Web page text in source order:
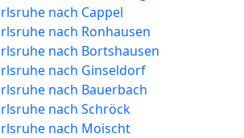
nach Cappel
nach Ronhausen
nach Bortshausen
nach Ginseldorf
nach Bauerbach
nach Schröck
nach Moischt